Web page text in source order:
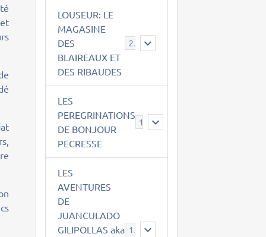
LOUSEUR: LE
MAGASINE
DES
BLAIREAUX ET
DES RIBAUDES
21
LES
PEREGRINATIONS
DE BONJOUR
PECRESSE
14
LES
AVENTURES
DE
JUANCULADO
GILIPOLLAS aka
119